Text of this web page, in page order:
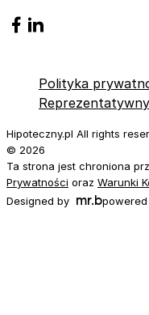
Polityka
Hipoteczny.pl All rights
© 2026
Ta strona jest chroniona
Prywatności oraz Warunki
Designed by mr.b